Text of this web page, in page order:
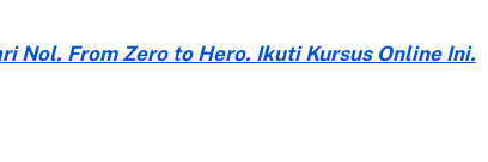
Nol. From Zero to Hero. Ikuti Kursus Online Ini.